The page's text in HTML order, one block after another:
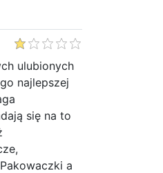
ulubionych
najlepszej
się na to
a